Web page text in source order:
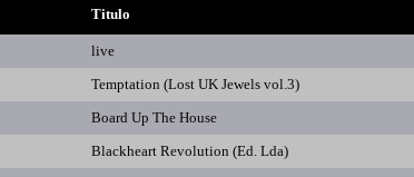
Titulo
live
Temptation (Lost UK Jewels vol.3)
Board Up The House
Blackheart Revolution (Ed. Lda)